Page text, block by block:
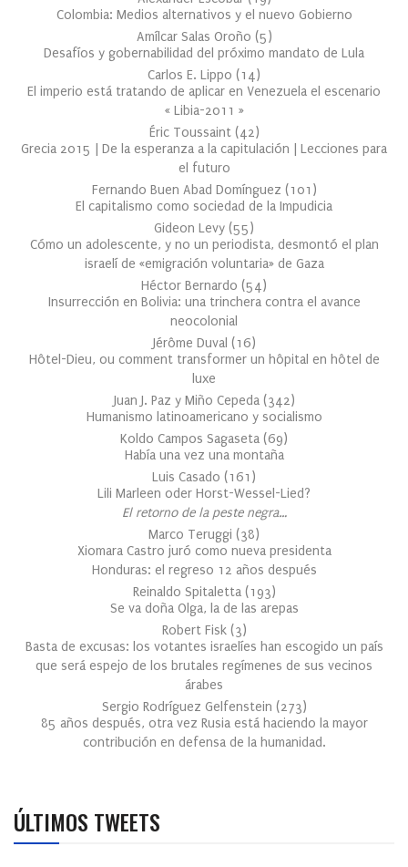
Colombia: Medios alternativos y el nuevo Gobierno
Amílcar Salas Oroño (5)
Desafíos y gobernabilidad del próximo mandato de Lula
Carlos E. Lippo (14)
El imperio está tratando de aplicar en Venezuela el escenario
« Libia-2011 »
Éric Toussaint (42)
Grecia 2015 | De la esperanza a la capitulación | Lecciones para
el futuro
Fernando Buen Abad Domínguez (101 )
El capitalismo como sociedad de la Impudicia
Gideon Levy (55)
Cómo un adolescente, y no un periodista, desmontó el plan
israelí de «emigración voluntaria» de Gaza
Héctor Bernardo (54)
Insurrección en Bolivia: una trinchera contra el avance
neocolonial
Jérôme Duval (16)
Hôtel-Dieu, ou comment transformer un hôpital en hôtel de
luxe
Juan J. Paz y Miño Cepeda (342)
Humanismo latinoamericano y socialismo
Koldo Campos Sagaseta (69)
Había una vez una montaña
Luis Casado (161 )
Lili Marleen oder Horst-Wessel-Lied?
El retorno de la peste negra…
Marco Teruggi (38)
Xiomara Castro juró como nueva presidenta
Honduras: el regreso 12 años después
Reinaldo Spitaletta (193)
Se va doña Olga, la de las arepas
Robert Fisk (3)
Basta de excusas: los votantes israelíes han escogido un país
que será espejo de los brutales regímenes de sus vecinos
árabes
Sergio Rodríguez Gelfenstein (273)
85 años después, otra vez Rusia está haciendo la mayor
contribución en defensa de la humanidad.
ÚLTIMOS TWEETS